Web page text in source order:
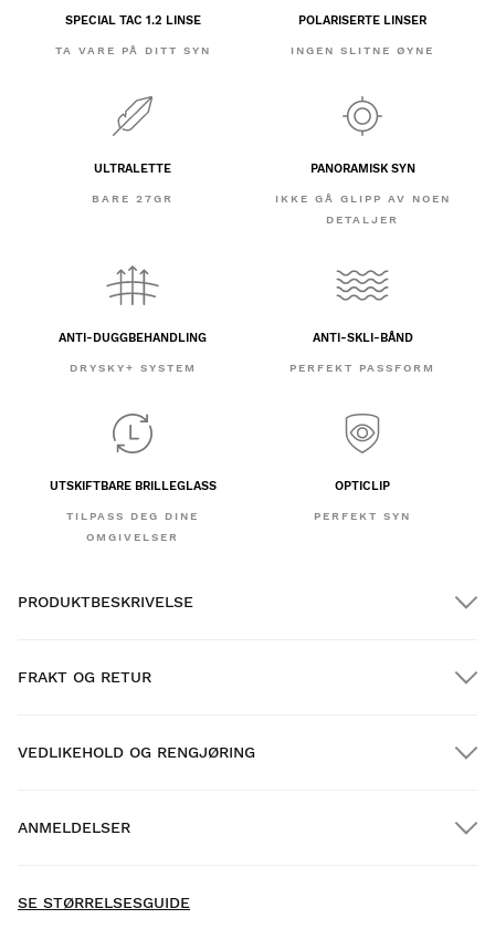
SPECIAL TAC 1.2 LINSE
TA VARE PÅ DITT SYN
POLARISERTE LINSER
INGEN SLITNE ØYNE
ULTRALETTE
BARE 27GR
PANORAMISK SYN
IKKE GÅ GLIPP AV NOEN
DETALJER
ANTI-DUGGBEHANDLING
DRYSKY+ SYSTEM
ANTI-SKLI-BÅND
PERFEKT PASSFORM
UTSKIFTBARE BRILLEGLASS
TILPASS DEG DINE
OMGIVELSER
OPTICLIP
PERFEKT SYN
PRODUKTBESKRIVELSE
FRAKT OG RETUR
Hjemlevering over $300.00
VEDLIKEHOLD OG RENGJØRING
ANMELDELSER
SE STØRRELSESGUIDE